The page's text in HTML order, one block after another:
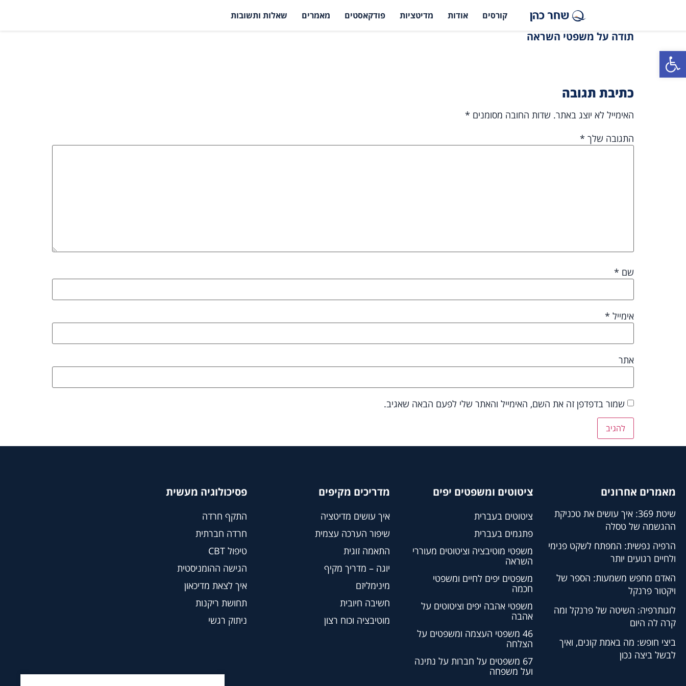
פתח סרגל נגישות
קורסים אודות מדיטציות פודקאסטים מאמרים שאלות ותשובות
תודה על משפטי השראה
כתיבת תגובה
האימייל לא יוצג באתר. שדות החובה מסומנים *
התגובה שלך *
שם *
אימייל *
אתר
שמור בדפדפן זה את השם, האימייל והאתר שלי לפעם הבאה שאגיב.
מאמרים אחרונים
שיטת 369: איך עושים את טכניקת
ההגשמה של טסלה
הרפיה נפשית: המפתח לשקט פנימי
ולחיים רגועים יותר
האדם מחפש משמעות: הספר של
ויקטור פרנקל
לוגותרפיה: השיטה של פרנקל ומה
קרה לה היום
ביצי חופש: מה באמת קונים, ואיך
לבשל ביצה נכון
ציטוטים ומשפטים יפים
ציטוטים בעברית
פתגמים בעברית
משפטי מוטיבציה וציטוטים מעוררי
השראה
משפטים יפים לחיים ומשפטי
חכמה
משפטי אהבה יפים וציטוטים על
אהבה
46 משפטי העצמה ומשפטים על
הצלחה
67 משפטים על חברות על נתינה
ועל משפחה
מדריכים מקיפים
איך עושים מדיטציה
שיפור הערכה עצמית
התאמה זוגית
יוגה – מדריך מקיף
מינימליזם
חשיבה חיובית
מוטיבציה וכוח רצון
פסיכולוגיה מעשית
התקף חרדה
חרדה חברתית
טיפול CBT
הגישה ההומניסטית
איך לצאת מדיכאון
תחושת ריקנות
ניתוק רגשי